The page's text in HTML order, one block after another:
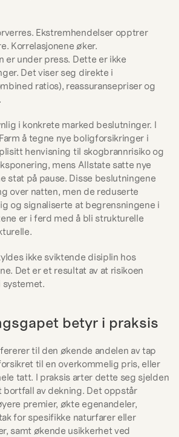
Ekstremhendelser opptrer
Korrelasjonene øker.
er under press. Dette er ikke
Det viser seg direkte i
ratios), reassuransepriser og
i konkrete marked beslutninger. I
å tegne nye boligforsikringer i
henvisning til skogbrannrisiko og
mens Allstate satte nye
stat på pause. Disse beslutningene
over natten, men de reduserte
og signaliserte at begrensningene i
er i ferd med å bli strukturelle
ikke sviktende disiplin hos
Det er et resultat av at risikoen
systemet.
betyr i praksis
til den økende andelen av tap
til en overkommelig pris, eller
tatt. I praksis arter dette seg sjelden
av dekning. Det oppstår
premier, økte egenandeler,
for spesifikke naturfarer eller
samt økende usikkerhet ved